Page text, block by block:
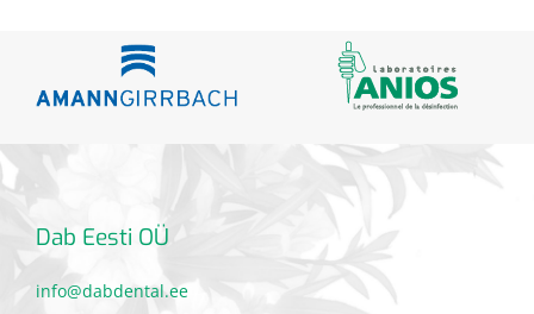
Dab Eesti OÜ
info@dabdental.ee